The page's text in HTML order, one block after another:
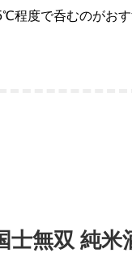
程度で呑むのがお
士無双 純米